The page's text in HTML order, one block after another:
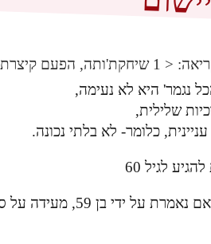
< 1
שיחקת'ותה, הפעם
נגמר' היא לא נעימה,
שלילית,
כלומר- לא בלתי נכונה.
לגיל 60
אמירה כזו, אם נאמרת